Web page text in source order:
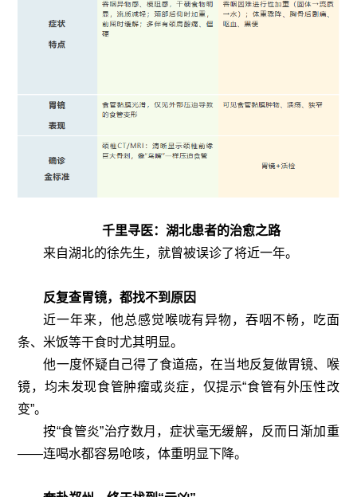
千里寻医：湖北患者的治愈之路
来自湖北的徐先生，就曾被误诊了将近一年。
反复查胃镜，都找不到原因
近一年来，他总感觉喉咙有异物，吞咽不畅，吃面
条、米饭等干食时尤其明显。
他一度怀疑自己得了食道癌，在当地反复做胃镜、喉
镜，均未发现食管肿瘤或炎症，仅提示“食管有外压性改
变”。
按“食管炎”治疗数月，症状毫无缓解，反而日渐加重
——连喝水都容易呛咳，体重明显下降。